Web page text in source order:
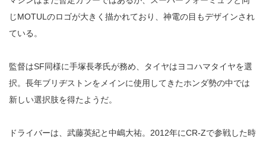
じMOTULのロゴが大きく描かれており、神電の目もデザインされ
ている。
監督はSF同様に手塚長孝氏が務め、タイヤはヨコハマタイヤを選
択。長年ブリヂストンをメインに使用してきたホンダ勢の中では
新しい選択肢を得たようだ。
ドライバーは、武藤英紀と中嶋大祐。2012年にCR-Zで参戦した時